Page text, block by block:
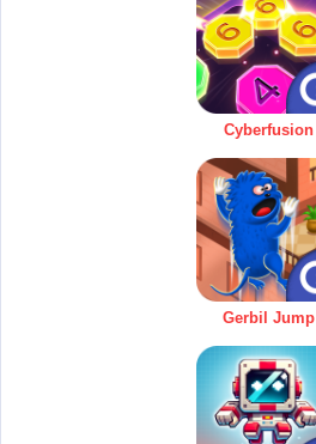
Cyberfusion
Gerbil Jump